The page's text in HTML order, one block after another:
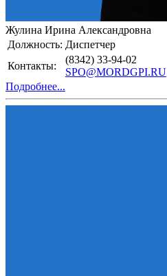
Жулина Ирина Александровна
Должность: Диспетчер
Контакты:
(8342) 33-94-02
SPO@MORDGPI.RU
Подробнее...